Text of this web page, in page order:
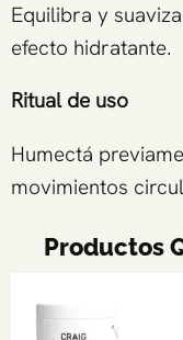
Equilibra y
efecto hidratante.
Ritual de uso
Humectá
movimientos
Productos